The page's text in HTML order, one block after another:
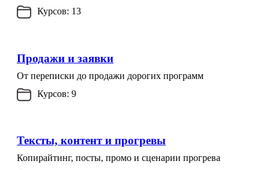
Курсов: 13
Продажи и заявки
От переписки до продажи дорогих программ
Курсов: 9
Тексты, контент и прогревы
Копирайтинг, посты, промо и сценарии прогрева